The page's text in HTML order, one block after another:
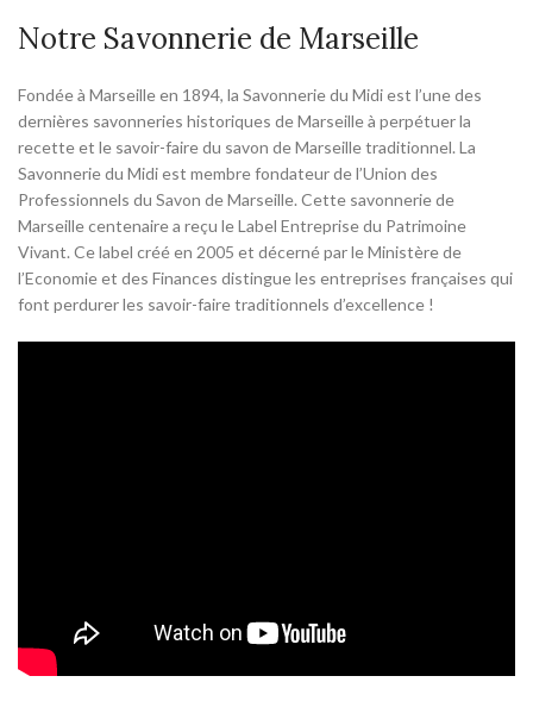
Notre Savonnerie de Marseille
Fondée à Marseille en 1894, la Savonnerie du Midi est l’une des
dernières savonneries historiques de Marseille à perpétuer la
recette et le savoir-faire du savon de Marseille traditionnel. La
Savonnerie du Midi est membre fondateur de l’Union des
Professionnels du Savon de Marseille. Cette savonnerie de
Marseille centenaire a reçu le Label Entreprise du Patrimoine
Vivant. Ce label créé en 2005 et décerné par le Ministère de
l’Economie et des Finances distingue les entreprises françaises qui
font perdurer les savoir-faire traditionnels d’excellence !